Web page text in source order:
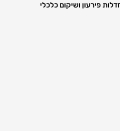
פירעון ושיקום כלכלי